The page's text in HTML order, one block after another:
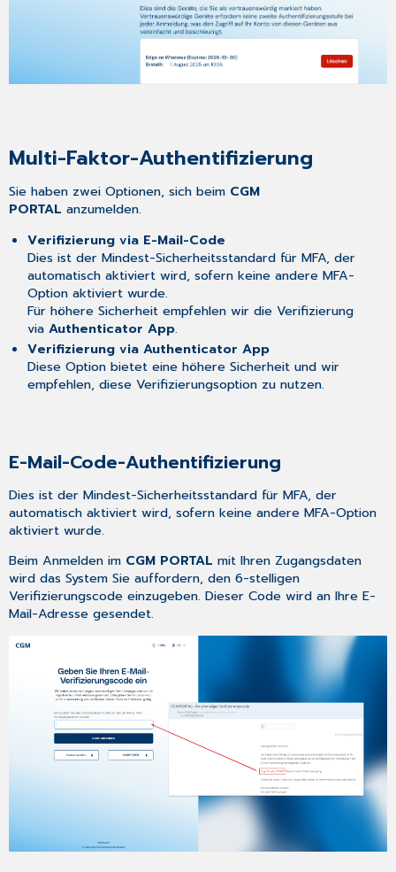
Multi-Faktor-Authentifizierung
Sie haben zwei Optionen, sich beim CGM
PORTAL anzumelden.
Verifizierung via E-Mail-Code
Dies ist der Mindest-Sicherheitsstandard für MFA, der
automatisch aktiviert wird, sofern keine andere MFA-
Option aktiviert wurde.
Für höhere Sicherheit empfehlen wir die Verifizierung
via Authenticator App.
Verifizierung via Authenticator App
Diese Option bietet eine höhere Sicherheit und wir
empfehlen, diese Verifizierungsoption zu nutzen.
E-Mail-Code-Authentifizierung
Dies ist der Mindest-Sicherheitsstandard für MFA, der
automatisch aktiviert wird, sofern keine andere MFA-Option
aktiviert wurde.
Beim Anmelden im CGM PORTAL mit Ihren Zugangsdaten
wird das System Sie auffordern, den 6-stelligen
Verifizierungscode einzugeben. Dieser Code wird an Ihre E-
Mail-Adresse gesendet.